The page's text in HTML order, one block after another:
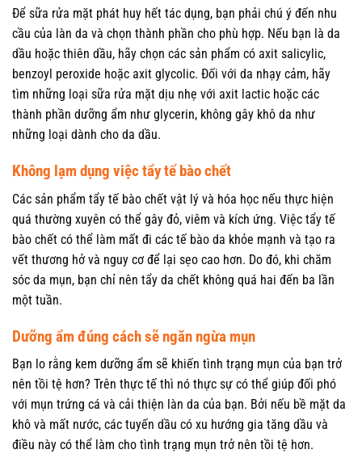
Để sữa rửa mặt phát huy hết tác dụng, bạn phải chú ý đến nhu
cầu của làn da và chọn thành phần cho phù hợp. Nếu bạn là da
dầu hoặc thiên dầu, hãy chọn các sản phẩm có axit salicylic,
benzoyl peroxide hoặc axit glycolic. Đối với da nhạy cảm, hãy
tìm những loại sữa rửa mặt dịu nhẹ với axit lactic hoặc các
thành phần dưỡng ẩm như glycerin, không gây khô da như
những loại dành cho da dầu.
Không lạm dụng việc tẩy tế bào chết
Các sản phẩm tẩy tế bào chết vật lý và hóa học nếu thực hiện
quá thường xuyên có thể gây đỏ, viêm và kích ứng. Việc tẩy tế
bào chết có thể làm mất đi các tế bào da khỏe mạnh và tạo ra
vết thương hở và nguy cơ để lại sẹo cao hơn. Do đó, khi chăm
sóc da mụn, bạn chỉ nên tẩy da chết không quá hai đến ba lần
một tuần.
Dưỡng ẩm đúng cách sẽ ngăn ngừa mụn
Bạn lo rằng kem dưỡng ẩm sẽ khiến tình trạng mụn của bạn trở
nên tồi tệ hơn? Trên thực tế thì nó thực sự có thể giúp đối phó
với mụn trứng cá và cải thiện làn da của bạn. Bởi nếu bề mặt da
khô và mất nước, các tuyến dầu có xu hướng gia tăng dầu và
điều này có thể làm cho tình trạng mụn trở nên tồi tệ hơn.